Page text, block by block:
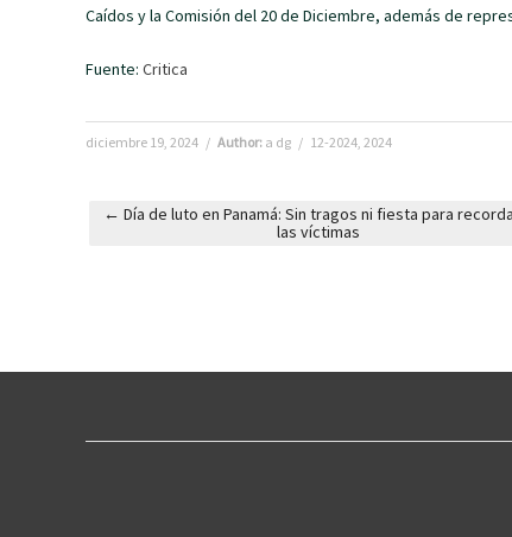
Caídos y la Comisión del 20 de Diciembre, además de
Fuente: Critica
diciembre 19, 2024 / Author: a dg / 12-2024, 2024
← Día de luto en Panamá: Sin tragos ni fiesta para
las víctimas